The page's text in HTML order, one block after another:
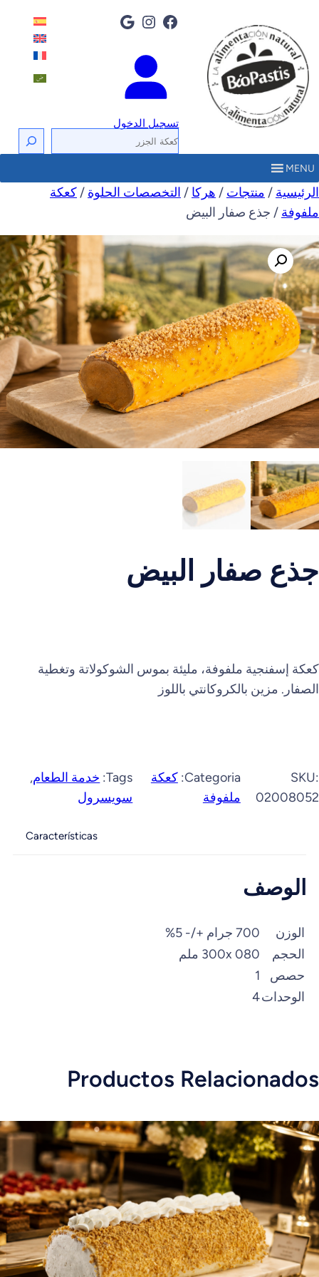
فيسبوك إنستجرام جوجل
تسجيل الدخول
ا
ل
ح
MENU
الرئيسية / منتجات / هرکا / التخصصات الحلوة / كعكة
ملفوفة / جذع صفار البيض
جذع صفار البيض
كعكة إسفنجية ملفوفة، مليئة بموس الشوكولاتة وتغطية
الصفار. مزين بالكروكانتي باللوز
SKU:
02008052
Categoria: كعكة
ملفوفة
Tags: خدمة الطعام,
سويسرول
Características
الوصف
الوزن
700 جرام +/- 5%
الحجم
300x 080 ملم
حصص
1
الوحدات4
Productos Relacionados